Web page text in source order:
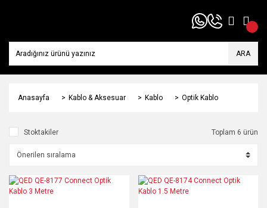
ARA
Anasayfa Kablo & Aksesuar Kablo Optik Kablo
Stoktakiler Toplam 6 ürün